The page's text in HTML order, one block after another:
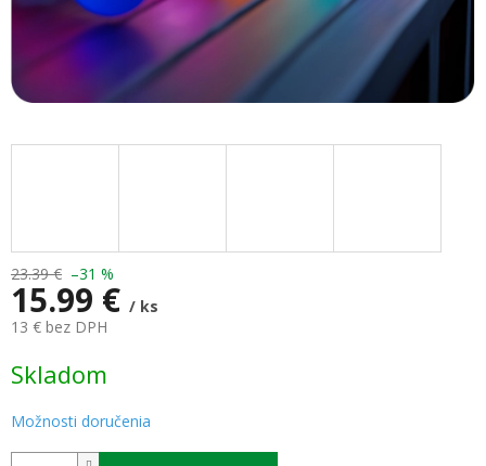
23.39 € –31 %
15.99 € / ks
13 € bez DPH
cena:
Skladom
Možnosti doručenia